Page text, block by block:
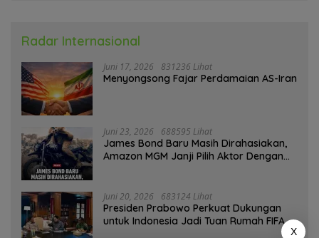
Radar Internasional
Juni 17, 2026 831236 Lihat
Menyongsong Fajar Perdamaian AS-Iran
Juni 23, 2026 688595 Lihat
James Bond Baru Masih Dirahasiakan,
Amazon MGM Janji Pilih Aktor Dengan
Juni 20, 2026 683124 Lihat
Presiden Prabowo Perkuat Dukungan
untuk Indonesia Jadi Tuan Rumah FIFA
X